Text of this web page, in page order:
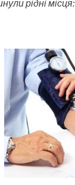
рідні місця: